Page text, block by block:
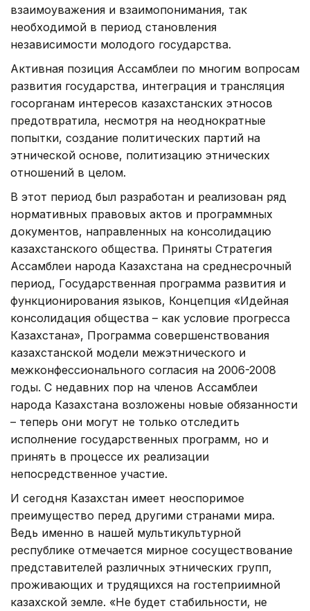
взаимоуважения и взаимопонимания, так
необходимой в период становления
независимости молодого государства.
Активная позиция Ассамблеи по многим вопросам
развития государства, интеграция и трансляция
госорганам интересов казахстанских этносов
предотвратила, несмотря на неоднократные
попытки, создание политических партий на
этнической основе, политизацию этнических
отношений в целом.
В этот период был разработан и реализован ряд
нормативных правовых актов и программных
документов, направленных на консолидацию
казахстанского общества. Приняты Стратегия
Ассамблеи народа Казахстана на среднесрочный
период, Государственная программа развития и
функционирования языков, Концепция «Идейная
консолидация общества – как условие прогресса
Казахстана», Программа совершенствования
казахстанской модели межэтнического и
межконфессионального согласия на 2006-2008
годы. С недавних пор на членов Ассамблеи
народа Казахстана возложены новые обязанности
– теперь они могут не только отследить
исполнение государственных программ, но и
принять в процессе их реализации
непосредственное участие.
И сегодня Казахстан имеет неоспоримое
преимущество перед другими странами мира.
Ведь именно в нашей мультикультурной
республике отмечается мирное сосуществование
представителей различных этнических групп,
проживающих и трудящихся на гостеприимной
казахской земле. «Не будет стабильности, не